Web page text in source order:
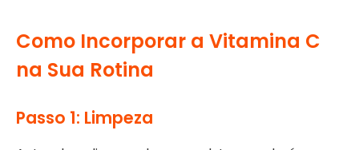
Como Incorporar a Vitamina C
na Sua Rotina
Passo 1: Limpeza